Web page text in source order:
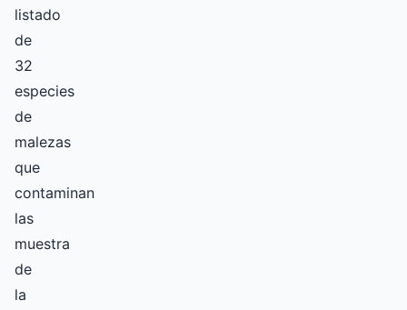
listado
de
32
especies
de
malezas
que
contaminan
las
muestra
de
la